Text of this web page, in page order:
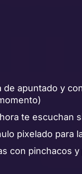
de apuntado y
te escuchan
pixelado para
con pinchacos